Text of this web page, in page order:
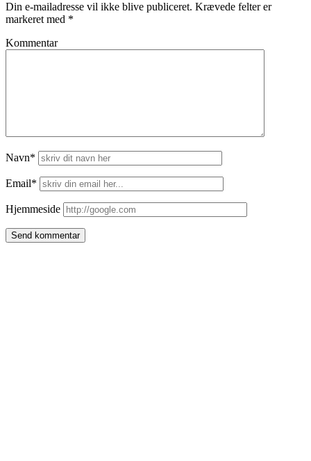
Din e-mailadresse vil ikke blive publiceret. Krævede felter er
markeret med *
Kommentar
Navn*
Email*
Hjemmeside